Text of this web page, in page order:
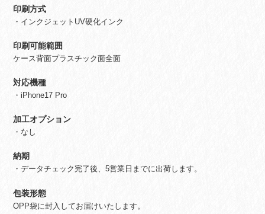
印刷方式
・インクジェットUV硬化インク
印刷可能範囲
ケース背面プラスチック面全面
対応機種
・iPhone17 Pro
加工オプション
・なし
納期
・データチェック完了後、5営業日までに出荷します。
包装形態
OPP袋に封入してお届けいたします。